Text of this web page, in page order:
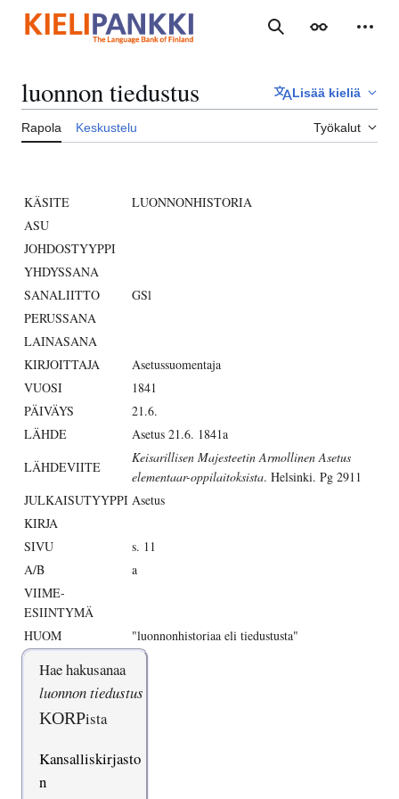
sisältöön
Haku Ulkoasu
luonnon tiedustus Lisää kieliä
Rapola Keskustelu Työkalut
KÄSITE
LUONNONHISTORIA
ASU
JOHDOSTYYPPI
YHDYSSANA
SANALIITTO
GSl
PERUSSANA
LAINASANA
KIRJOITTAJA
Asetussuomentaja
VUOSI
1841
PÄIVÄYS
21.6.
LÄHDE
Asetus 21.6. 1841a
LÄHDEVIITE
Keisarillisen Majesteetin Armollinen Asetus
elementaar-oppilaitoksista. Helsinki. Pg 2911
JULKAISUTYYPPI Asetus
KIRJA
SIVU
s. 11
A/B
a
VIIME-
ESIINTYMÄ
HUOM
"luonnonhistoriaa eli tiedustusta"
Hae hakusanaa
luonnon tiedustus
KORPista
Kansalliskirjasto
n